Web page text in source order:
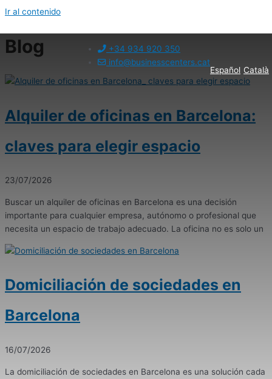
Ir al contenido
+34 934 920 350
info@businesscenters.cat
Español Català
Blog
Alquiler de oficinas en Barcelona:
claves para elegir espacio
23/07/2026
Buscar un alquiler de oficinas en Barcelona es una decisión
importante para cualquier empresa, autónomo o profesional que
necesita un espacio de trabajo adecuado. La oficina no es solo un
Domiciliación de sociedades en
Barcelona
16/07/2026
La domiciliación de sociedades en Barcelona es una solución cada